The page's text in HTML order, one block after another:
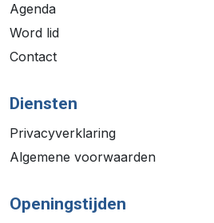
Agenda
Word lid
Contact
Diensten
Privacyverklaring
Algemene voorwaarden
Openingstijden